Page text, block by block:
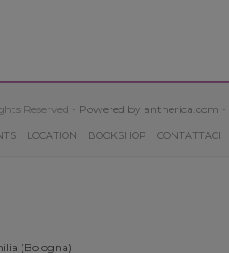
Reserved - Powered by antherica.com -
LOCATION BOOKSHOP CONTATTACI
(Bologna)